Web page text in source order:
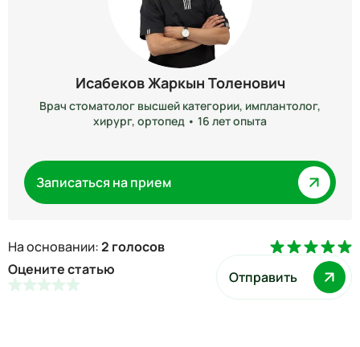
Исабеков Жаркын Толенович
Врач стоматолог высшей категории, имплантолог,
хирург, ортопед • 16 лет опыта
Записаться на прием
На основании:2 голосов
Оцените статью
Отправить